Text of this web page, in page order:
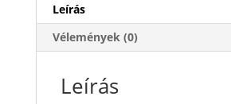
Leírás
Vélemények (0)
Leírás